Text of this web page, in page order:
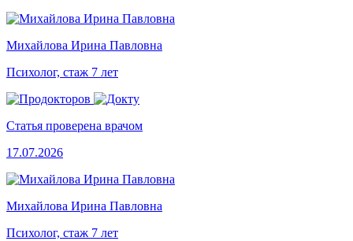
Михайлова Ирина Павловна
Психолог, стаж 7 лет
Статья проверена врачом
17.07.2026
Михайлова Ирина Павловна
Психолог, стаж 7 лет